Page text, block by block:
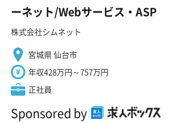
ーネット/Webサービス・ASP
株式会社シムネット
宮城県 仙台市
年収428万円～757万円
正社員
Sponsored by